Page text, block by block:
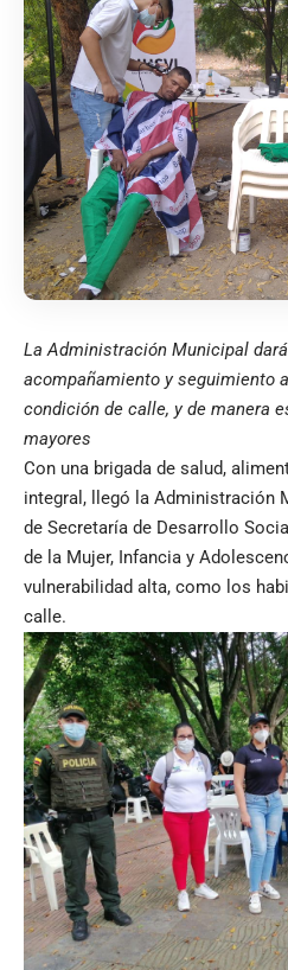
La Administración Municipal
acompañamiento y seguimiento
condición de calle, y de manera
mayores
Con una brigada de salud,
integral, llegó la Administración
de Secretaría de Desarrollo
de la Mujer, Infancia y
vulnerabilidad alta, como los
calle.